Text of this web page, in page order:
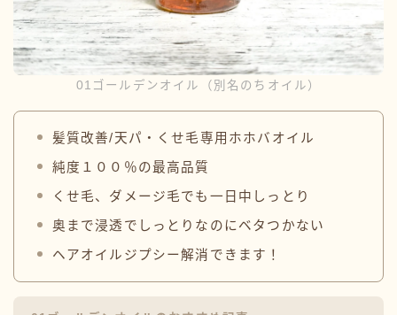
01ゴールデンオイル（別名のちオイル）
髪質改善/天パ・くせ毛専用ホホバオイル
純度１００％の最高品質
くせ毛、ダメージ毛でも一日中しっとり
奥まで浸透でしっとりなのにベタつかない
ヘアオイルジプシー解消できます！